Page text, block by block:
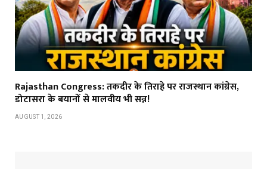
Rajasthan Congress: तकदीर के तिराहे पर राजस्थान कांग्रेस,
डोटासरा के बयानों से मालवीय भी सन्न!
AUGUST 1, 2026